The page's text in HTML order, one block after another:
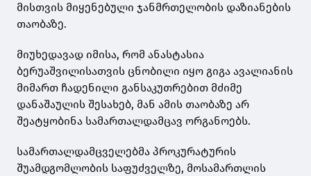
მისთვის მიყენებული ჯანმრთელობის დაზიანების
თაობაზე.
მიუხედავად იმისა, რომ ანასტასია
ბერუაშვილისათვის ცნობილი იყო გიგა ავალიანის
მიმართ ჩადენილი განსაკუთრებით მძიმე
დანაშაულის შესახებ, მან ამის თაობაზე არ
შეატყობინა სამართალდამცავ ორგანოებს.
სამართალდამცველებმა პროკურატურის
შუამდგომლობის საფუძველზე, მოსამართლის